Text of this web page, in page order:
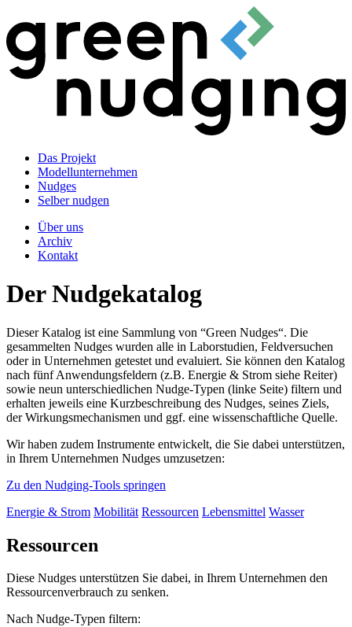
Das Projekt
Modellunternehmen
Nudges
Selber nudgen
Über uns
Archiv
Kontakt
Der Nudgekatalog
Dieser Katalog ist eine Sammlung von “Green Nudges“. Die
gesammelten Nudges wurden alle in Laborstudien, Feldversuchen
oder in Unternehmen getestet und evaluiert. Sie können den Katalog
nach fünf Anwendungsfeldern (z.B. Energie & Strom siehe Reiter)
sowie neun unterschiedlichen Nudge-Typen (linke Seite) filtern und
erhalten jeweils eine Kurzbeschreibung des Nudges, seines Ziels,
der Wirkungsmechanismen und ggf. eine wissenschaftliche Quelle.
Wir haben zudem Instrumente entwickelt, die Sie dabei unterstützen,
in Ihrem Unternehmen Nudges umzusetzen:
Zu den Nudging-Tools springen
Energie & Strom Mobilität Ressourcen Lebensmittel Wasser
Ressourcen
Diese Nudges unterstützen Sie dabei, in Ihrem Unternehmen den
Ressourcenverbrauch zu senken.
Nach Nudge-Typen filtern: